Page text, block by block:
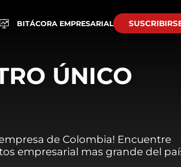
BITÁCORA EMPRESARIAL
ÚNICO
de Colombia! Encuentre
empresarial mas grande del